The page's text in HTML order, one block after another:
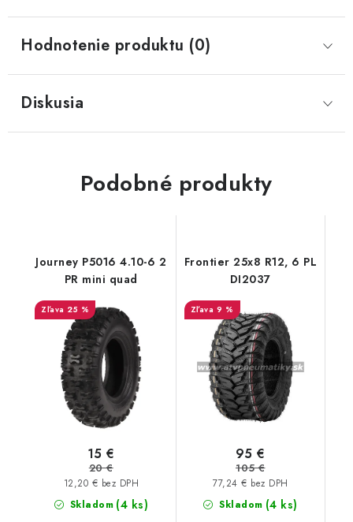
Podmienky ochrany osobných údajov
Reklamačný poriadok - formulár
Hodnotenie produktu (0)
Diskusia
Podobné produkty
Journey P5016 4.10-6 2
PR mini quad
25 %
Skladom (4 ks)
12,20 € bez DPH
15 €
20 €
Frontier 25x8 R12, 6 PL
DI2037
9 %
Skladom (4 ks)
77,24 € bez DPH
95 €
105 €